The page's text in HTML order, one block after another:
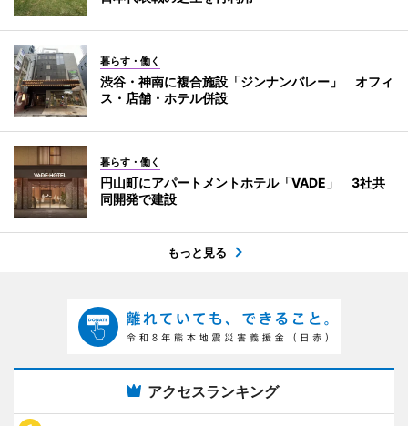
暮らす・働く
渋谷・神南に複合施設「ジンナンバレー」 オフィ
ス・店舗・ホテル併設
暮らす・働く
円山町にアパートメントホテル「VADE」 3社共
同開発で建設
もっと見る
アクセスランキング